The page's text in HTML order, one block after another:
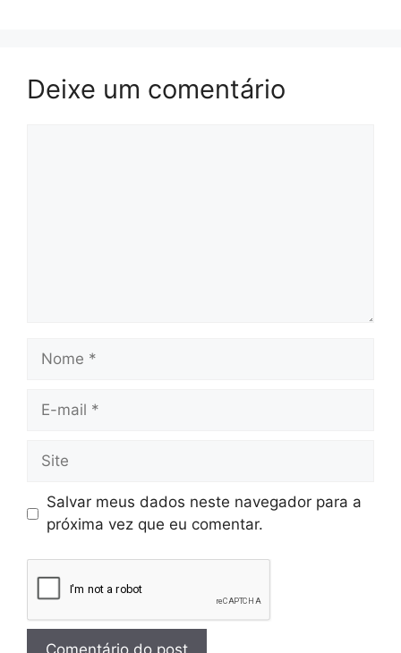
Deixe um comentário
Salvar meus dados neste navegador para a
próxima vez que eu comentar.